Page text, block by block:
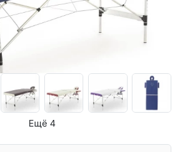
Ещё 4